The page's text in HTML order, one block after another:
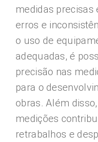
medidas precisas
erros e
o uso de
adequadas, é
precisão nas
para o
obras. Além
medições
retrabalhos e